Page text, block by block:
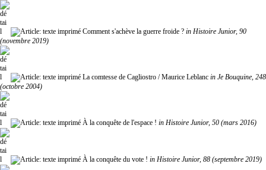
Comment s'achève la guerre froide ? in Histoire Junior, 90
(novembre 2019)
La comtesse de Cagliostro / Maurice Leblanc in Je Bouquine, 248
(octobre 2004)
À la conquête de l'espace ! in Histoire Junior, 50 (mars 2016)
À la conquête du vote ! in Histoire Junior, 88 (septembre 2019)